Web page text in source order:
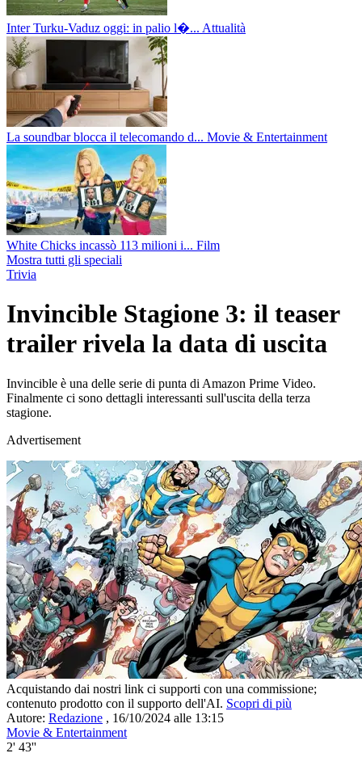
Inter Turku-Vaduz oggi: in palio l�... Attualità
La soundbar blocca il telecomando d... Movie & Entertainment
White Chicks incassò 113 milioni i... Film
Mostra tutti gli speciali
Trivia
Invincible Stagione 3: il teaser
trailer rivela la data di uscita
Invincible è una delle serie di punta di Amazon Prime Video.
Finalmente ci sono dettagli interessanti sull'uscita della terza
stagione.
Advertisement
Acquistando dai nostri link ci supporti con una commissione;
contenuto prodotto con il supporto dell'AI. Scopri di più
Autore: Redazione , 16/10/2024 alle 13:15
Movie & Entertainment
2' 43''